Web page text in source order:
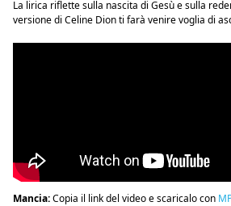
La lirica riflette sulla nascita di Gesù e sulla
versione di Celine Dion ti farà venire voglia di
Mancia:Copia il link del video e scaricalo con